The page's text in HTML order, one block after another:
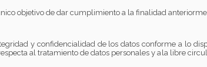
objetivo de dar cumplimiento a la finalidad
y confidencialidadde los datos conforme a lo
al tratamiento de datos personales y a la libre